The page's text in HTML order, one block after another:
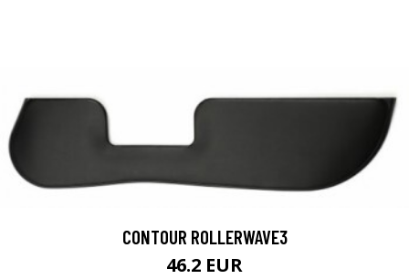
CONTOUR ROLLERWAVE3
46.2 EUR